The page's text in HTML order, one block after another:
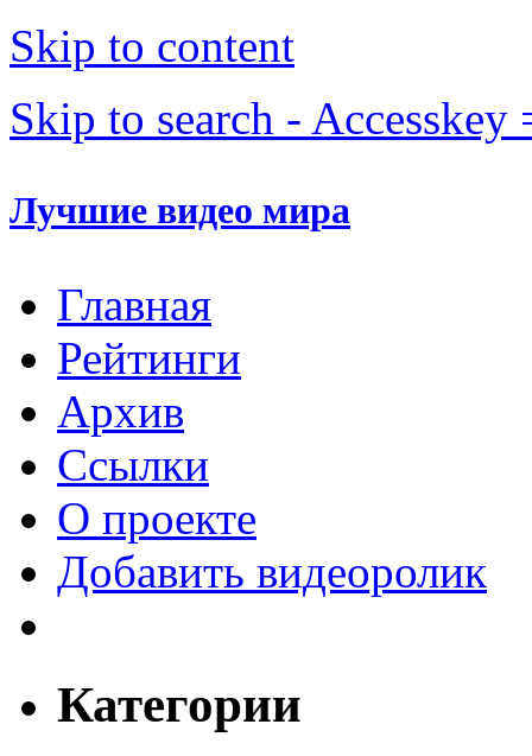
Skip to content
Skip to search - Accesskey
Лучшие видео мира
Главная
Рейтинги
Архив
Ссылки
О проекте
Добавить видеоролик
Категории